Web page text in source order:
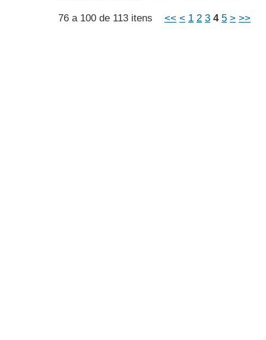
76 a 100 de 113 itens << < 1 2 3 4 5 > >>